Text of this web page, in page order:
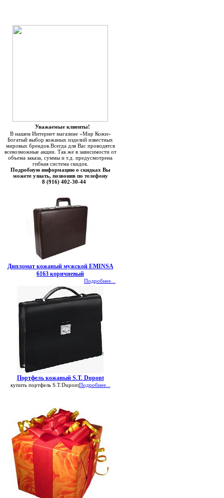
Уважаемые клиенты!
В нашем Интернет магазине «Мир Кожи»
Богатый выбор кожаных изделий известных
мировых брендов.Всегда для Вас проводятся
всевозможные акции. Так же в зависимости от
объема заказа, суммы и т.д. предусмотрена
гибкая система скидок.
Подробную информацию о скидках Вы
можете узнать, позвонив по телефону
8 (916) 402-30-44
Дипломат кожаный мужской EMINSA
6163 коричневый
Подробнее...
Портфель кожаный S.T. Dupont
купить портфель S.T.DupontПодробнее...